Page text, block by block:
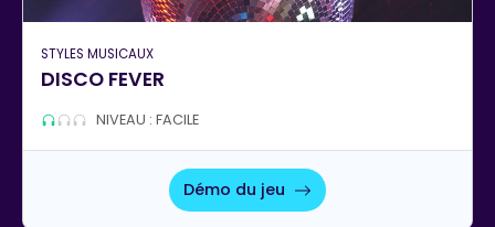
STYLES MUSICAUX
DISCO FEVER
NIVEAU : FACILE
Démo du jeu